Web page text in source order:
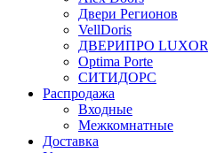
Двери Регионов
VellDoris
ДВЕРИПРО LUXOR
Optima Porte
СИТИДОРС
Распродажа
Входные
Межкомнатные
Доставка